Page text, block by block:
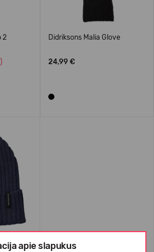
apie slapukus
2 Didriksons Malia Glove
24,99 €
3